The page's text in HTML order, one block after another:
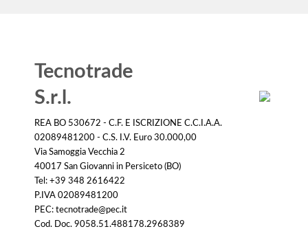
Tecnotrade
S.r.l.
REA BO 530672 - C.F. E ISCRIZIONE C.C.I.A.A.
02089481200 - C.S. I.V. Euro 30.000,00
Via Samoggia Vecchia 2
40017 San Giovanni in Persiceto (BO)
Tel: +39 348 2616422
P.IVA 02089481200
PEC: tecnotrade@pec.it
Cod. Doc. 9058.51.488178.2968389